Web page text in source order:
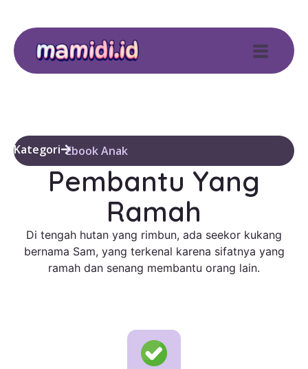
Kategori Ebook Anak
Pembantu Yang
Ramah
Di tengah hutan yang rimbun, ada seekor kukang
bernama Sam, yang terkenal karena sifatnya yang
ramah dan senang membantu orang lain.